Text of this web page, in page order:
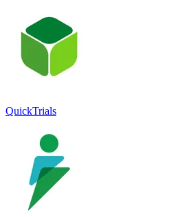
QuickTrials